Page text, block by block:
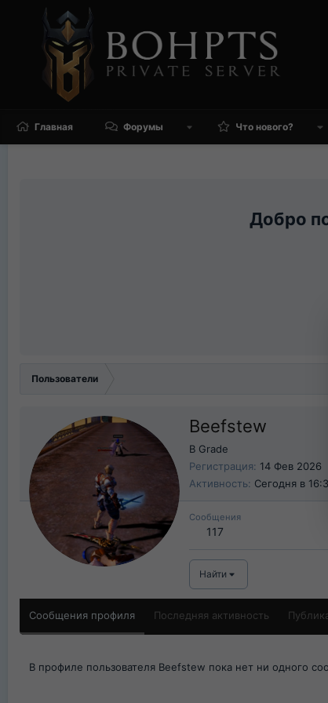
Главная Форумы Что нового?
Пользователи
Beefstew
B Grade
Регистрация
14 Фев 2026
Активность Сегодня в
Сообщения
117
Найти
Сообщения профиля Последняя активность
В профиле пользователя Beefstew пока нет ни одного